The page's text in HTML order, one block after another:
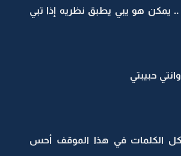
.. يمكن هو يبي يطبق نظريه إذا تبي
وانتي حبيبتي
كل الكلمات في هذا الموقف أحس